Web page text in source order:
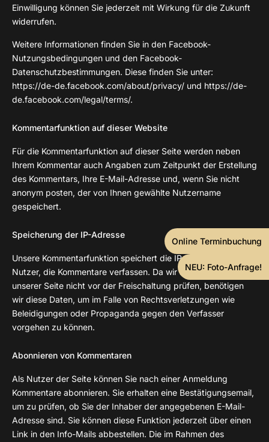
Einwilligung können Sie jederzeit mit Wirkung für die Zukunft
widerrufen.
Weitere Informationen finden Sie in den Facebook-
Nutzungsbedingungen und den Facebook-
Datenschutzbestimmungen. Diese finden Sie unter:
https://de-de.facebook.com/about/privacy/ und https://de-
de.facebook.com/legal/terms/.
Kommentarfunktion auf dieser Website
Für die Kommentarfunktion auf dieser Seite werden neben
Ihrem Kommentar auch Angaben zum Zeitpunkt der Erstellung
des Kommentars, Ihre E-Mail-Adresse und, wenn Sie nicht
anonym posten, der von Ihnen gewählte Nutzername
gespeichert.
Speicherung der IP-Adresse
Unsere Kommentarfunktion speichert die IP-Adressen der
Nutzer, die Kommentare verfassen. Da wir Kommentare auf
unserer Seite nicht vor der Freischaltung prüfen, benötigen
wir diese Daten, um im Falle von Rechtsverletzungen wie
Beleidigungen oder Propaganda gegen den Verfasser
vorgehen zu können.
Abonnieren von Kommentaren
Als Nutzer der Seite können Sie nach einer Anmeldung
Kommentare abonnieren. Sie erhalten eine Bestätigungsemail,
um zu prüfen, ob Sie der Inhaber der angegebenen E-Mail-
Adresse sind. Sie können diese Funktion jederzeit über einen
Link in den Info-Mails abbestellen. Die im Rahmen des
Online Terminbuchung
NEU: Foto-Anfrage!